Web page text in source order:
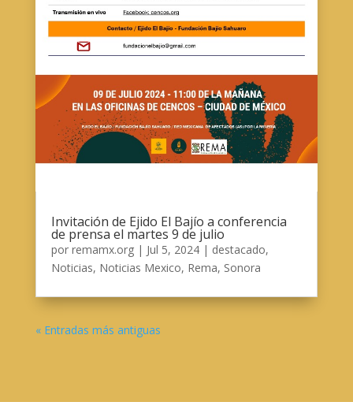
Invitación de Ejido El Bajío a conferencia
de prensa el martes 9 de julio
por remamx.org| Jul 5, 2024| destacado,
Noticias, Noticias Mexico, Rema, Sonora
« Entradas más antiguas